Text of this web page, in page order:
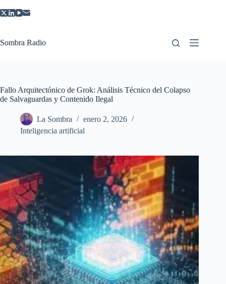
al
Sombra Radio
Fallo Arquitectónico de Grok: Análisis Técnico del Colapso
de Salvaguardas y Contenido Ilegal
La Sombra
enero 2, 2026
Inteligencia artificial